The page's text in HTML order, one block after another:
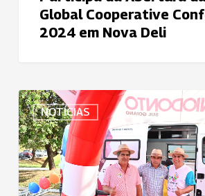
2024Global Cooperative
2024 em Nova Deli
NOTÍCIAS
Uniodonto
Sul
Goiano
une-
se
a